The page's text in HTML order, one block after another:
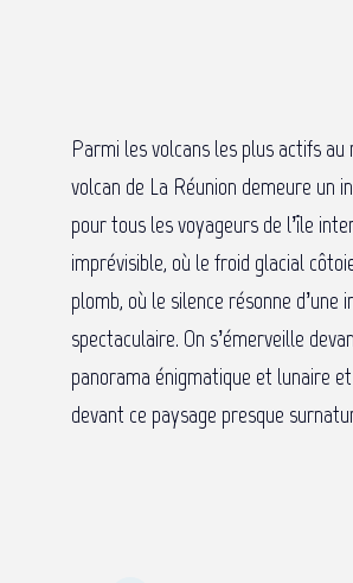
Parmi les volcans les plus actifs au
volcan de La Réunion demeure un
pour tous les voyageurs de l’île
imprévisible, où le froid glacial
plomb, où le silence résonne d’une
spectaculaire. On s’émerveille
panorama énigmatique et lunaire
devant ce paysage presque